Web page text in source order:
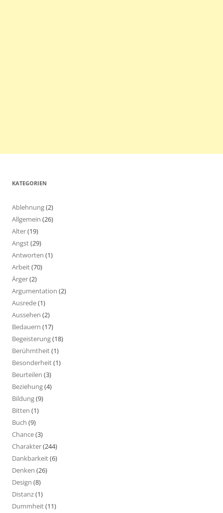
KATEGORIEN
Ablehnung(2)
Allgemein (26)
Alter(19)
Angst(29)
Antworten (1)
Arbeit(70)
Ärger(2)
Argumentation (2)
Ausrede(1)
Aussehen (2)
Bedauern (17)
Begeisterung(18)
Berühmtheit(1)
Besonderheit(1)
Beurteilen (3)
Beziehung(4)
Bildung(9)
Bitten (1)
Buch (9)
Chance(3)
Charakter(244)
Dankbarkeit(6)
Denken (26)
Design (8)
Distanz(1)
Dummheit(11)